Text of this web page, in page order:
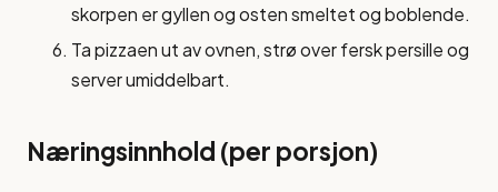
skorpen er gyllen og osten smeltet og boblende.
Ta pizzaen ut av ovnen, strø over fersk persille og
server umiddelbart.
Næringsinnhold (per porsjon)